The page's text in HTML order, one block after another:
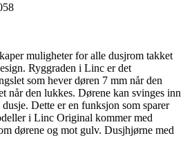
muligheter for alle dusjrom takket
Ryggraden i Linc er det
som hever døren 7 mm når den
når den lukkes. Dørene kan svinges inn
Dette er en funksjon som sparer
i Linc Original kommer med
dørene og mot gulv. Dusjhjørne med